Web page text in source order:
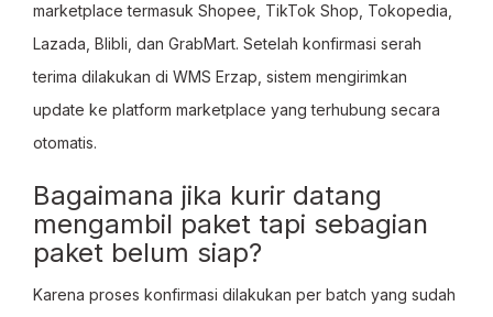
marketplace termasuk Shopee, TikTok Shop, Tokopedia,
Lazada, Blibli, dan GrabMart. Setelah konfirmasi serah
terima dilakukan di WMS Erzap, sistem mengirimkan
update ke platform marketplace yang terhubung secara
otomatis.
Bagaimana jika kurir datang
mengambil paket tapi sebagian
paket belum siap?
Karena proses konfirmasi dilakukan per batch yang sudah